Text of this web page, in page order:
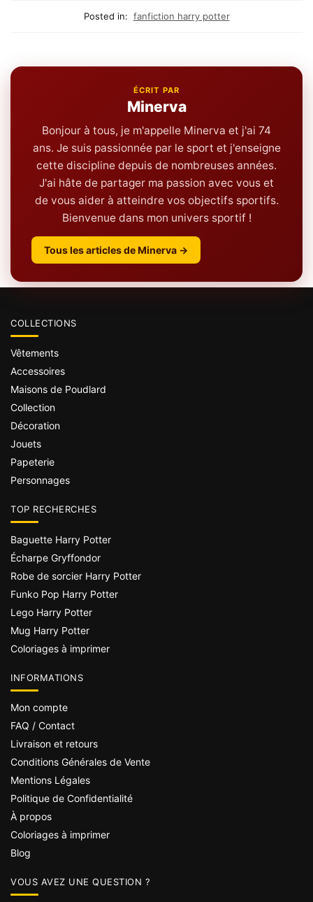
Posted in: fanfiction harry potter
ÉCRIT PAR
Minerva
Bonjour à tous, je m'appelle Minerva et j'ai 74
ans. Je suis passionnée par le sport et j'enseigne
cette discipline depuis de nombreuses années.
J'ai hâte de partager ma passion avec vous et
de vous aider à atteindre vos objectifs sportifs.
Bienvenue dans mon univers sportif !
Tous les articles de Minerva →
COLLECTIONS
Vêtements
Accessoires
Maisons de Poudlard
Collection
Décoration
Jouets
Papeterie
Personnages
TOP RECHERCHES
Baguette Harry Potter
Écharpe Gryffondor
Robe de sorcier Harry Potter
Funko Pop Harry Potter
Lego Harry Potter
Mug Harry Potter
Coloriages à imprimer
INFORMATIONS
Mon compte
FAQ / Contact
Livraison et retours
Conditions Générales de Vente
Mentions Légales
Politique de Confidentialité
À propos
Coloriages à imprimer
Blog
VOUS AVEZ UNE QUESTION ?